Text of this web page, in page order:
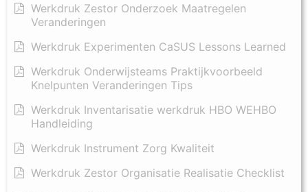
Werkdruk Zestor Onderzoek Maatregelen
Veranderingen
Werkdruk Experimenten CaSUS Lessons Learned
Werkdruk Onderwijsteams Praktijkvoorbeeld
Knelpunten Veranderingen Tips
Werkdruk Inventarisatie werkdruk HBO WEHBO
Handleiding
Werkdruk Instrument Zorg Kwaliteit
Werkdruk Zestor Organisatie Realisatie Checklist